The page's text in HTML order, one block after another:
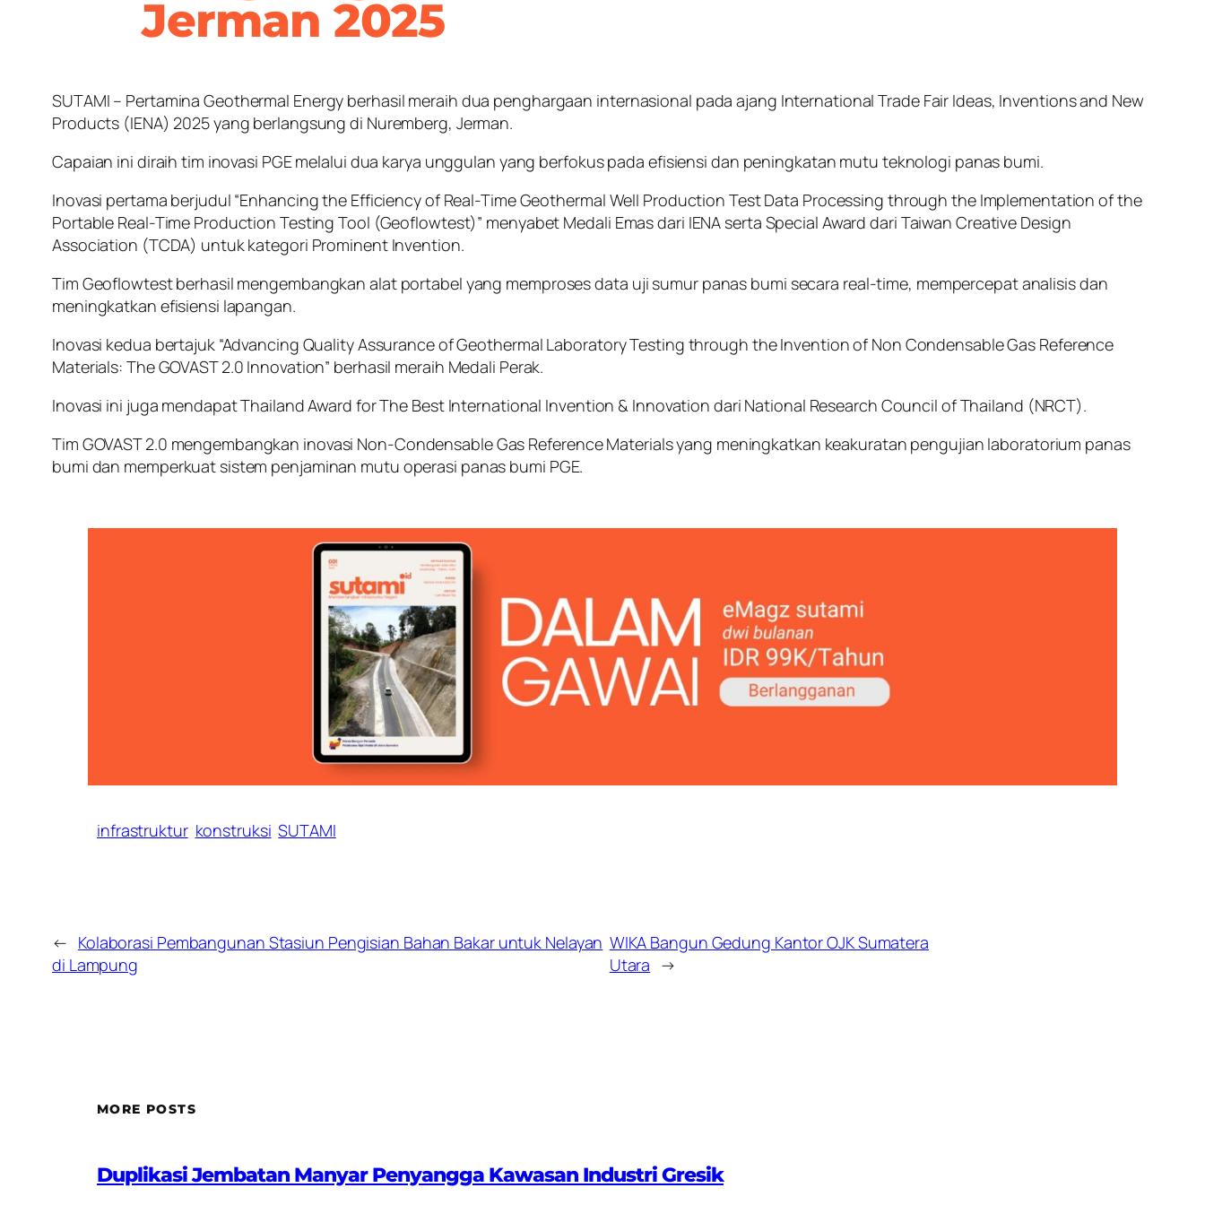
Jerman 2025
SUTAMI – Pertamina Geothermal Energy berhasil meraih dua penghargaan internasional pada ajang International Trade Fair Ideas, Inventions and New
Products (IENA) 2025 yang berlangsung di Nuremberg, Jerman.
Capaian ini diraih tim inovasi PGE melalui dua karya unggulan yang berfokus pada efisiensi dan peningkatan mutu teknologi panas bumi.
Inovasi pertama berjudul “Enhancing the Efficiency of Real-Time Geothermal Well Production Test Data Processing through the Implementation of the
Portable Real-Time Production Testing Tool (Geoflowtest)” menyabet Medali Emas dari IENA serta Special Award dari Taiwan Creative Design
Association (TCDA) untuk kategori Prominent Invention.
Tim Geoflowtest berhasil mengembangkan alat portabel yang memproses data uji sumur panas bumi secara real-time, mempercepat analisis dan
meningkatkan efisiensi lapangan.
Inovasi kedua bertajuk “Advancing Quality Assurance of Geothermal Laboratory Testing through the Invention of Non Condensable Gas Reference
Materials: The GOVAST 2.0 Innovation” berhasil meraih Medali Perak.
Inovasi ini juga mendapat Thailand Award for The Best International Invention & Innovation dari National Research Council of Thailand (NRCT).
Tim GOVAST 2.0 mengembangkan inovasi Non-Condensable Gas Reference Materials yang meningkatkan keakuratan pengujian laboratorium panas
bumi dan memperkuat sistem penjaminan mutu operasi panas bumi PGE.
infrastruktur konstruksi SUTAMI
← Kolaborasi Pembangunan Stasiun Pengisian Bahan Bakar untuk Nelayan
di Lampung
WIKA Bangun Gedung Kantor OJK Sumatera
Utara →
MORE POSTS
Duplikasi Jembatan Manyar Penyangga Kawasan Industri Gresik